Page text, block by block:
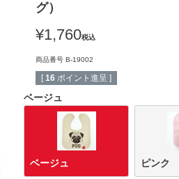
グ）
¥1,760税込
商品番号 B-19002
[ 16 ポイント進呈 ]
ベージュ
ベージュ ピンク